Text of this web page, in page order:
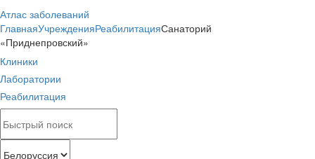
Атлас заболеваний
ГлавнаяУчрежденияРеабилитацияСанаторий
«Приднепровский»
Клиники
Лаборатории
Реабилитация